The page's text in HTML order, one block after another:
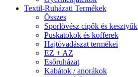
Textil-Ruházati Termékek
Összes
Sporlövész cipők és kesztyűk
Puskatokok és kofferek
Hajtóvadászat termékei
EZ + AZ
Esőruházat
Kabátok / anorákok